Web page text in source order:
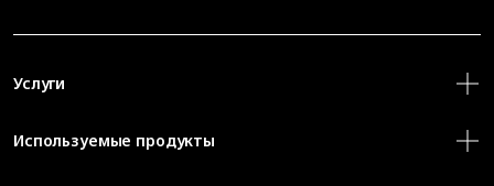
Услуги
Используемые продукты